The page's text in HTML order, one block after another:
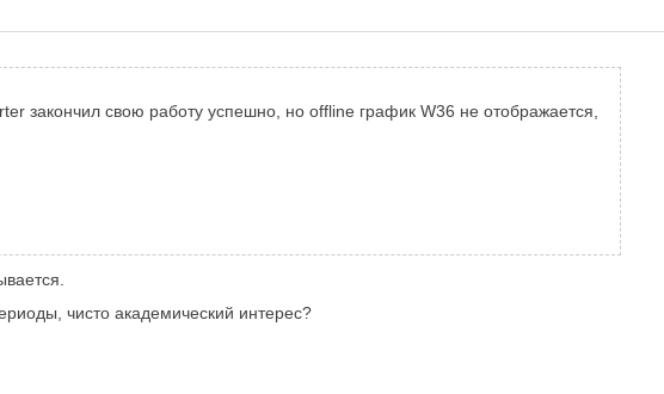
закончил свою работу успешно, но offline график W36 не отображается,
чисто академический интерес?